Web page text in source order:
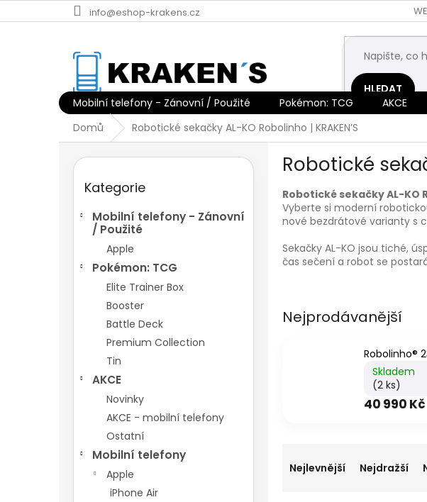
na
info@eshop-krakens.cz
HLEDAT
Mobilní telefony - Zánovní / Použité Pokémon: TCG AKCE
Domů
Robotické sekačky AL-KO Robolinho | KRAKEN’S
kategorie
Kategorie
Mobilní telefony - Zánovní
/ Použité
Apple
Pokémon: TCG
Elite Trainer Box
Booster
Battle Deck
Premium Collection
Tin
AKCE
Novinky
AKCE - mobilní telefony
Ostatní
Mobilní telefony
Apple
iPhone Air
Robotické
Robotické sekačky AL-KO
Vyberte si moderní
nové bezdrátové varianty s
Sekačky AL-KO jsou tiché,
čas sečení a robot se
Nejprodávanější
Robolinho®
Skladem
(2 ks)
40 990 Kč
aNejlevnější Nejdražší